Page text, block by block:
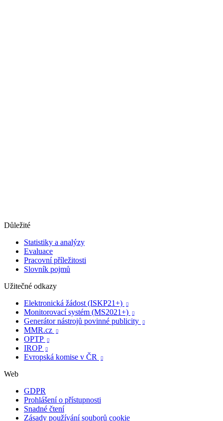
Důležité
Statistiky a analýzy
Evaluace
Pracovní příležitosti
Slovník pojmů
Užitečné odkazy
Elektronická žádost (ISKP21+)

Monitorovací systém (MS2021+) 
Generátor nástrojů povinné publicity 
MMR.cz 
OPTP 
IROP 
Evropská komise v ČR 
Web
GDPR
Prohlášení o přístupnosti
Snadné čtení
Zásady používání souborů cookie